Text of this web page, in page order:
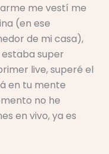
me vestí me
(en ese
de mi casa),
super
live, superé el
en tu mente
no he
en vivo, ya es